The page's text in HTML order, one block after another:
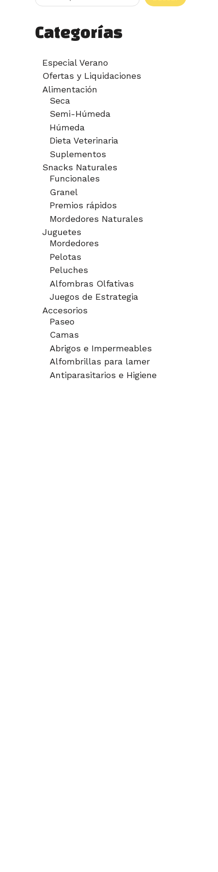
Categorías
Especial Verano
Ofertas y Liquidaciones
Alimentación
Seca
Semi-Húmeda
Húmeda
Dieta Veterinaria
Suplementos
Snacks Naturales
Funcionales
Granel
Premios rápidos
Mordedores Naturales
Juguetes
Mordedores
Pelotas
Peluches
Alfombras Olfativas
Juegos de Estrategia
Accesorios
Paseo
Camas
Abrigos e Impermeables
Alfombrillas para lamer
Antiparasitarios e Higiene